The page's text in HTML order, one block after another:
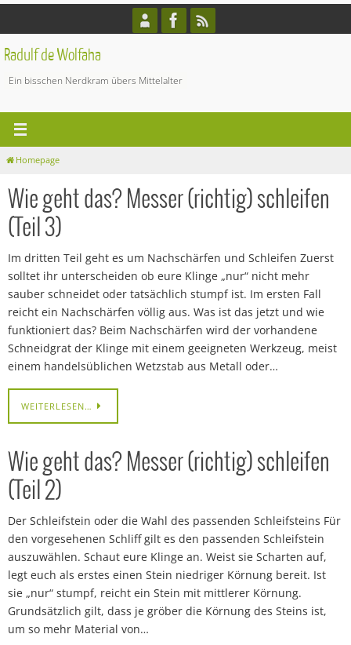
Inhalt
springen
Radulf de Wolfaha
Ein bisschen Nerdkram übers Mittelalter
Homepage
Wie geht das? Messer (richtig) schleifen
(Teil 3)
Im dritten Teil geht es um Nachschärfen und Schleifen Zuerst
solltet ihr unterscheiden ob eure Klinge „nur“ nicht mehr
sauber schneidet oder tatsächlich stumpf ist. Im ersten Fall
reicht ein Nachschärfen völlig aus. Was ist das jetzt und wie
funktioniert das? Beim Nachschärfen wird der vorhandene
Schneidgrat der Klinge mit einem geeigneten Werkzeug, meist
einem handelsüblichen Wetzstab aus Metall oder…
WEITERLESEN…
Wie geht das? Messer (richtig) schleifen
(Teil 2)
Der Schleifstein oder die Wahl des passenden Schleifsteins Für
den vorgesehenen Schliff gilt es den passenden Schleifstein
auszuwählen. Schaut eure Klinge an. Weist sie Scharten auf,
legt euch als erstes einen Stein niedriger Körnung bereit. Ist
sie „nur“ stumpf, reicht ein Stein mit mittlerer Körnung.
Grundsätzlich gilt, dass je gröber die Körnung des Steins ist,
um so mehr Material von…